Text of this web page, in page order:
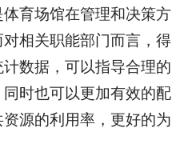
育场馆在管理和决策方
相关职能部门而言，得
数据，可以指导合理的
时也可以更加有效的配
源的利用率，更好的为